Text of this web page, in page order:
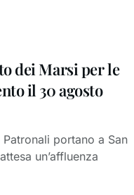
dei Marsi per le
il 30 agosto
portano a San
un’affluenza